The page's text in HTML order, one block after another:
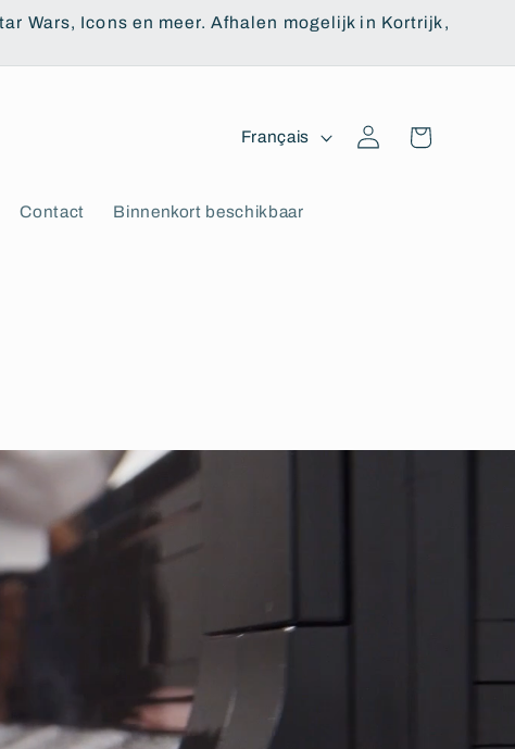
Wars, Icons en meer. Afhalen mogelijk in Kortrijk,
Contact Binnenkort beschikbaar
L
n
Français ConnexionPanierBouwinstructie 1
Bouwinstructie 1